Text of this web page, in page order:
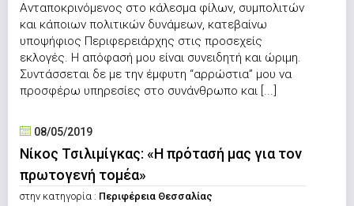
Ανταποκρινόμενος στο κάλεσμα φίλων, συμπολιτών
και κάποιων πολιτικών δυνάμεων, κατεβαίνω
υποψήφιος Περιφερειάρχης στις προσεχείς
εκλογές. Η απόφασή μου είναι συνειδητή και ώριμη.
Συντάσσεται δε με την έμφυτη “αρρώστια” μου να
προσφέρω υπηρεσίες στο συνάνθρωπο και [...]
08/05/2019
Νίκος Τσιλιμίγκας: «Η πρότασή μας για τον
πρωτογενή τομέα»
στην κατηγορία : Περιφέρεια Θεσσαλίας